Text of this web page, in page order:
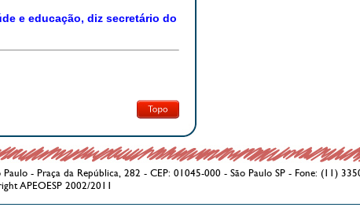
e educação, diz secretário do
- Praça da República, 282 - CEP: 01045-000 - São Paulo SP - Fone: (11)
APEOESP 2002/2011